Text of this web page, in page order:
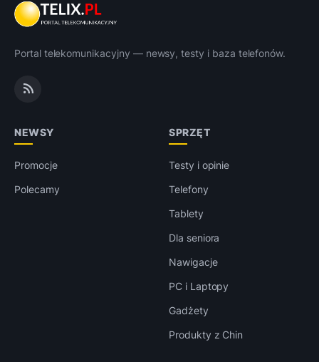
Portal telekomunikacyjny — newsy, testy i baza telefonów.
NEWSY
Promocje
Polecamy
SPRZĘT
Testy i opinie
Telefony
Tablety
Dla seniora
Nawigacje
PC i Laptopy
Gadżety
Produkty z Chin